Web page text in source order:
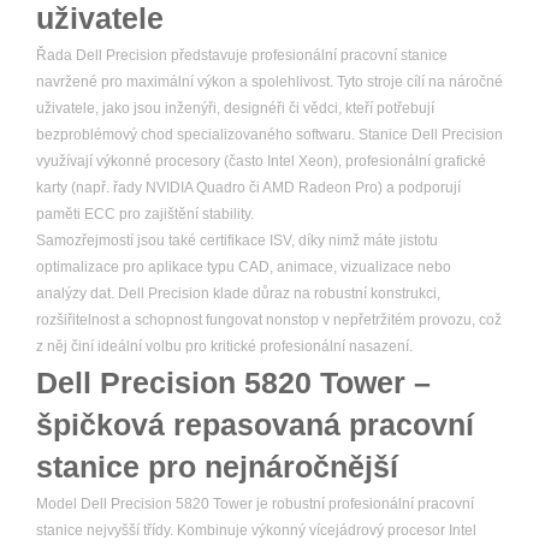
uživatele
Řada Dell Precision představuje profesionální pracovní stanice
navržené pro maximální výkon a spolehlivost. Tyto stroje cílí na náročné
uživatele, jako jsou inženýři, designéři či vědci, kteří potřebují
bezproblémový chod specializovaného softwaru. Stanice Dell Precision
využívají výkonné procesory (často Intel Xeon), profesionální grafické
karty (např. řady NVIDIA Quadro či AMD Radeon Pro) a podporují
paměti ECC pro zajištění stability.
Samozřejmostí jsou také certifikace ISV, díky nimž máte jistotu
optimalizace pro aplikace typu CAD, animace, vizualizace nebo
analýzy dat. Dell Precision klade důraz na robustní konstrukci,
rozšiřitelnost a schopnost fungovat nonstop v nepřetržitém provozu, což
z něj činí ideální volbu pro kritické profesionální nasazení.
Dell Precision 5820 Tower –
špičková repasovaná pracovní
stanice pro nejnáročnější
Model Dell Precision 5820 Tower je robustní profesionální pracovní
stanice nejvyšší třídy. Kombinuje výkonný vícejádrový procesor Intel